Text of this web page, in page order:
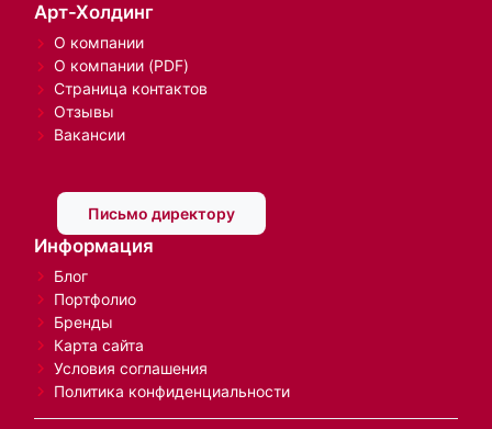
Арт-Холдинг
О компании
О компании (PDF)
Страница контактов
Отзывы
Вакансии
Письмо директору
Информация
Блог
Портфолио
Бренды
Карта сайта
Условия соглашения
Политика конфиденциальности